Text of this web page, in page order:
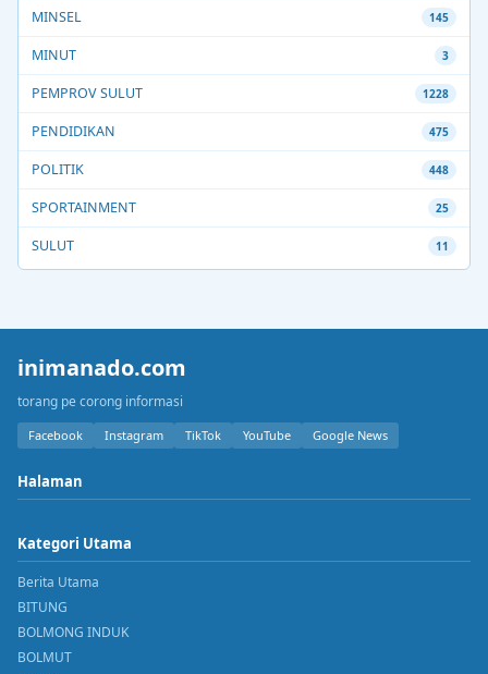
MINSEL 145
MINUT 3
PEMPROV SULUT 1228
PENDIDIKAN 475
POLITIK 448
SPORTAINMENT 25
SULUT 11
inimanado.com
torang pe corong informasi
Facebook Instagram TikTok YouTube Google News
Halaman
Kategori Utama
Berita Utama
BITUNG
BOLMONG INDUK
BOLMUT